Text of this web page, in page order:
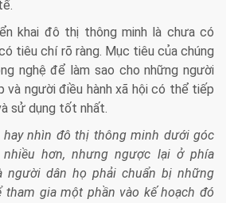
khai đô thị thông minh là chưa có
tiêu chí rõ ràng. Mục tiêu của chúng
nghệ để làm sao cho những người
và người điều hành xã hội có thể tiếp
sử dụng tốt nhất.
hay nhìn đô thị thông minh dưới góc
hơn, nhưng ngược lại ở phía
người dân họ phải chuẩn bị những
tham gia một phần vào kế hoạch đó